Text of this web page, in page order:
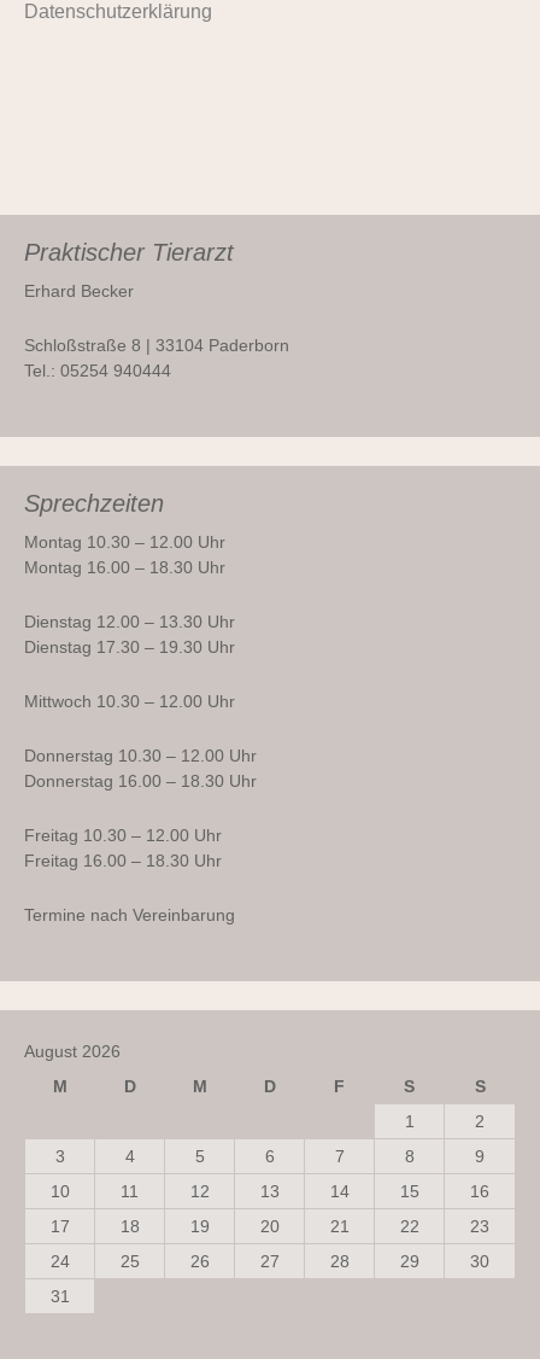
Datenschutzerklärung
Praktischer Tierarzt
Erhard Becker
Schloßstraße 8 | 33104 Paderborn
Tel.: 05254 940444
Sprechzeiten
Montag 10.30 – 12.00 Uhr
Montag 16.00 – 18.30 Uhr
Dienstag 12.00 – 13.30 Uhr
Dienstag 17.30 – 19.30 Uhr
Mittwoch 10.30 – 12.00 Uhr
Donnerstag 10.30 – 12.00 Uhr
Donnerstag 16.00 – 18.30 Uhr
Freitag 10.30 – 12.00 Uhr
Freitag 16.00 – 18.30 Uhr
Termine nach Vereinbarung
August 2026
M
D M D F S
S
1
2
3
4 5 6 7 8
9
10
11 12 13 14 15
16
17
18 19 20 21 22
23
24
25 26 27 28 29
30
31